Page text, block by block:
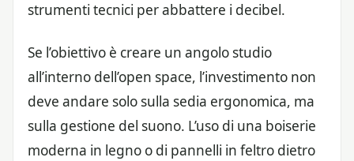
strumenti tecnici per abbattere i decibel.
Se l’obiettivo è creare un angolo studio
all’interno dell’open space, l’investimento non
deve andare solo sulla sedia ergonomica, ma
sulla gestione del suono. L’uso di una boiserie
moderna in legno o di pannelli in feltro dietro